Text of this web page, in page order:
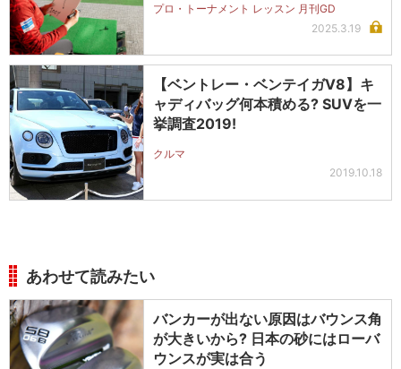
プロ・トーナメント レッスン 月刊GD
2025.3.19
【ベントレー・ベンテイガV8】キ
ャディバッグ何本積める? SUVを一
挙調査2019!
クルマ
2019.10.18
あわせて読みたい
バンカーが出ない原因はバウンス角
が大きいから? 日本の砂にはローバ
ウンスが実は合う